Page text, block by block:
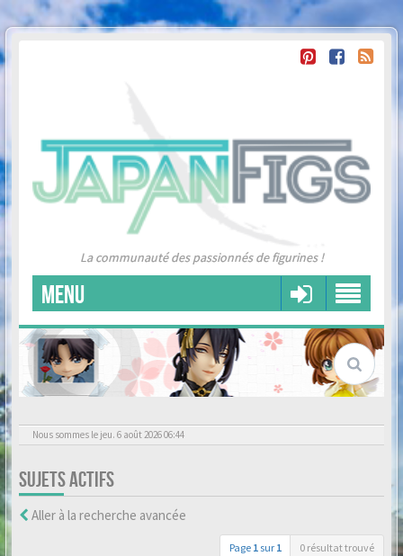
La communauté des passionnés de figurines !
MENU
Nous sommes le jeu. 6 août 2026 06:44
SUJETS ACTIFS
Aller à la recherche avancée
Page 1 sur 1 0 résultat trouvé